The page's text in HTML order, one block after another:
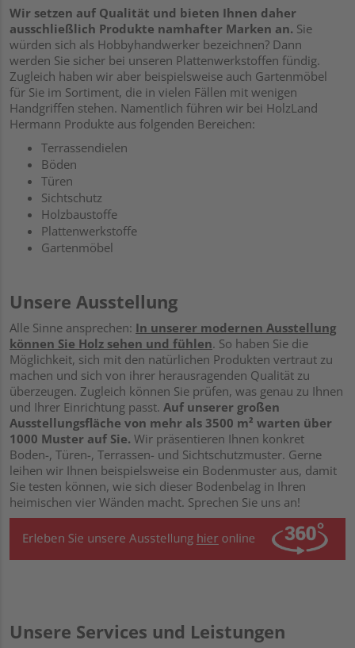
Wir setzen auf Qualität und bieten Ihnen daher
ausschließlich Produkte namhafter Marken an. Sie
würden sich als Hobbyhandwerker bezeichnen? Dann
werden Sie sicher bei unseren Plattenwerkstoffen fündig.
Zugleich haben wir aber beispielsweise auch Gartenmöbel
für Sie im Sortiment, die in vielen Fällen mit wenigen
Handgriffen stehen. Namentlich führen wir bei HolzLand
Hermann Produkte aus folgenden Bereichen:
Terrassendielen
Böden
Türen
Sichtschutz
Holzbaustoffe
Plattenwerkstoffe
Gartenmöbel
Unsere Ausstellung
Alle Sinne ansprechen: In unserer modernen Ausstellung
können Sie Holz sehen und fühlen. So haben Sie die
Möglichkeit, sich mit den natürlichen Produkten vertraut zu
machen und sich von ihrer herausragenden Qualität zu
überzeugen. Zugleich können Sie prüfen, was genau zu Ihnen
und Ihrer Einrichtung passt. Auf unserer großen
Ausstellungsfläche von mehr als 3500 m² warten über
1000 Muster auf Sie. Wir präsentieren Ihnen konkret
Boden-, Türen-, Terrassen- und Sichtschutzmuster. Gerne
leihen wir Ihnen beispielsweise ein Bodenmuster aus, damit
Sie testen können, wie sich dieser Bodenbelag in Ihren
heimischen vier Wänden macht. Sprechen Sie uns an!
Unsere Services und Leistungen